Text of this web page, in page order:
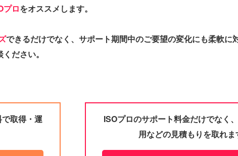
プロをオススメします。
できるだけでなく、サポート期間中のご要望の変化にも柔軟に
ださい。
取得・運
ISOプロのサポート料金だけでなく
用などの見積もりを取れま